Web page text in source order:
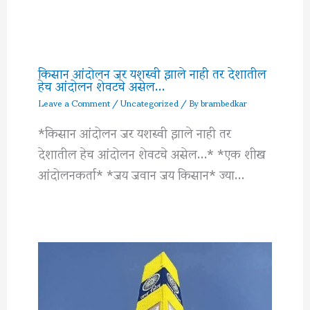
किसान आंदोलन जर यशस्वी झाले नाही तर देशातील
हेच आंदोलन शेवटचे असेल…
Leave a Comment/Uncategorized/ Bybrambedkar
*किसान आंदोलन जर यशस्वी झाले नाही तर
देशातील हेच आंदोलन शेवटचे असेल…* *एक शीख
आंदोलनकर्ता* *जय जवान जय किसान* ज्या…